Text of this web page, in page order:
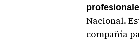
Nacional.
compañía